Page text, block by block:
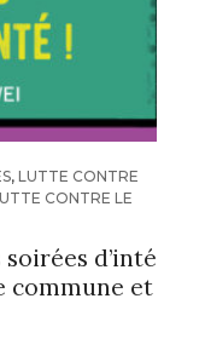
, LUTTE CONTRE
CONTRE LE
d’inté
commune et